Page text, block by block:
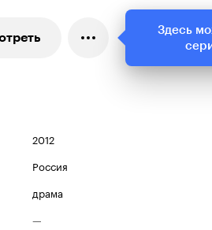
2012
Россия
драма
—
Здесь